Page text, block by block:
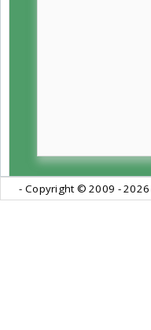
- Copyright © 2009 -2026